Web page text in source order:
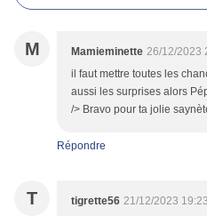
M Mamieminette 26/12/2023
il faut mettre toutes les
aussi les surprises alors
/> Bravo pour ta jolie
Répondre
T tigrette56 21/12/2023 19:23